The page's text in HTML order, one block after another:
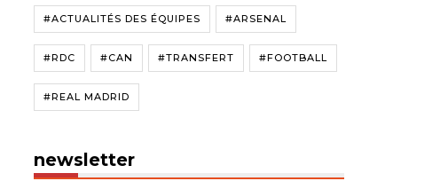
#ACTUALITÉS DES ÉQUIPES #ARSENAL
#RDC #CAN #TRANSFERT #FOOTBALL
#REAL MADRID
newsletter